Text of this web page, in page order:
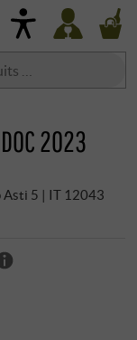
2023
Asti 5 | IT 12043